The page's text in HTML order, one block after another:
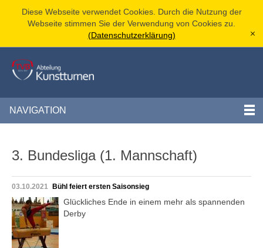
Diese Webseite verwendet Cookies. Durch die Nutzung der
Webseite stimmen Sie der Verwendung von Cookies zu.
(Datenschutzerklärung)
[x]
NAVIGATION
3. Bundesliga (1. Mannschaft)
03.10.2021 Bühl feiert ersten Saisonsieg
Glückliches Ende in einem mehr als spannenden
Derby